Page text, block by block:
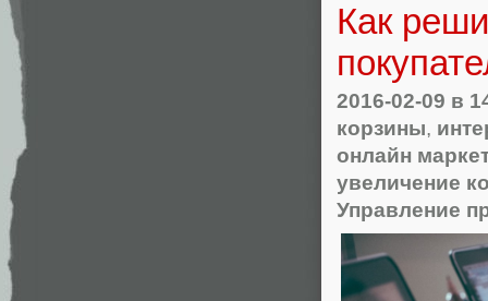
Как
2016-02-09 в
корзины,
онлайн
увеличение
Управление